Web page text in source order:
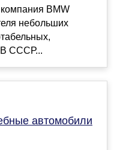
BMW
небольших
В СССР...
автомобили